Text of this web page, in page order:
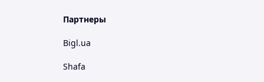
Партнеры
Bigl.ua
Shafa